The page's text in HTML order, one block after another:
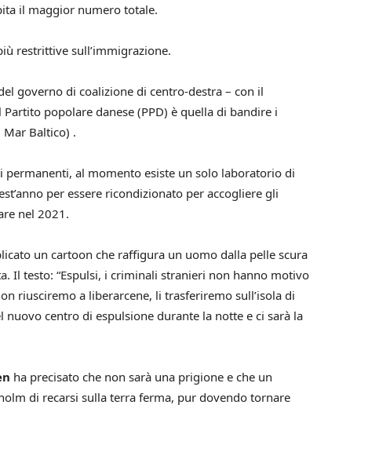
il maggior numero totale.
restrittive sull’immigrazione.
governo di coalizione di centro-destra – con il
popolare danese (PPD) è quella di bandire i
Baltico) .
permanenti, al momento esiste un solo laboratorio di
per essere ricondizionato per accogliere gli
nel 2021.
un cartoon che raffigura un uomo dalla pelle scura
Il testo: “Espulsi, i criminali stranieri non hanno motivo
riusciremo a liberarcene, li trasferiremo sull’isola di
centro di espulsione durante la notte e ci sarà la
ha precisato che non sarà una prigione e che un
di recarsi sulla terra ferma, pur dovendo tornare